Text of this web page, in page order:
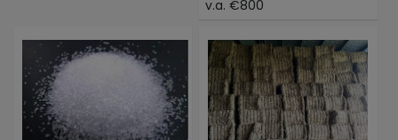
v.a. €800